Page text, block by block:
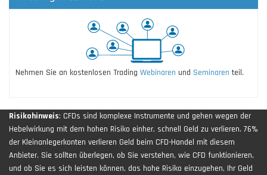
Nehmen Sie an kostenlosen Trading Webinaren und Seminaren teil.
Risikohinweis: CFDs sind komplexe Instrumente und gehen wegen der
Hebelwirkung mit dem hohen Risiko einher, schnell Geld zu verlieren. 76%
der Kleinanlegerkonten verlieren Geld beim CFD-Handel mit diesem
Anbieter. Sie sollten überlegen, ob Sie verstehen, wie CFD funktionieren,
und ob Sie es sich leisten können, das hohe Risiko einzugehen, Ihr Geld